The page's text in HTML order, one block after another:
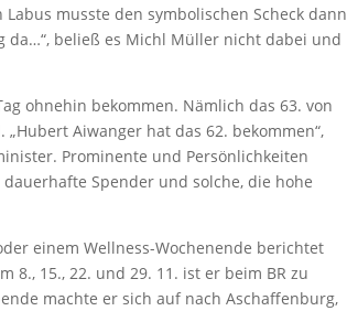
musste den symbolischen Scheck dann
da…“, beließ es Michl Müller nicht dabei und
ohnehin bekommen. Nämlich das 63. von
Aiwanger hat das 62. bekommen“,
Prominente und Persönlichkeiten
Spender und solche, die hohe
einem Wellness-Wochenende berichtet
8., 15., 22. und 29. 11. ist er beim BR zu
machte er sich auf nach Aschaffenburg,